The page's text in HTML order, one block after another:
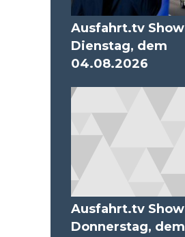
Ausfahrt.tv
Dienstag, dem
04.08.2026
Ausfahrt.tv
Donnerstag, dem